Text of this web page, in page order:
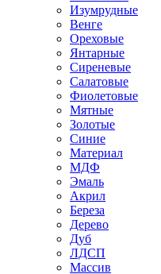
Изумрудные
Венге
Ореховые
Янтарные
Сиреневые
Салатовые
Фиолетовые
Мятные
Золотые
Синие
Материал
МДФ
Эмаль
Акрил
Береза
Дерево
Дуб
ЛДСП
Массив